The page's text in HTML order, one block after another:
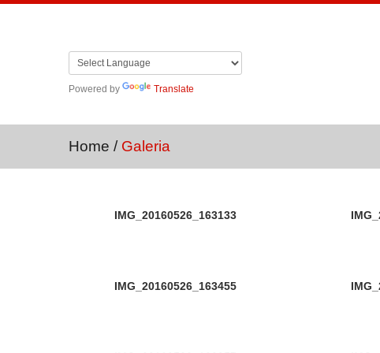
Powered by Translate
Home / Galeria
IMG_20160526_163133
IMG_20160526_163455